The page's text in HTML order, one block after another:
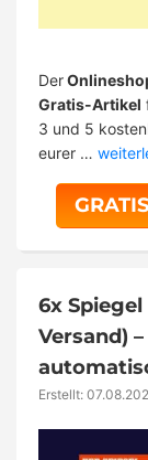
Der
Gratis-Artikel
3 und 5
eurer …
6x
Versand)
Erstellt: